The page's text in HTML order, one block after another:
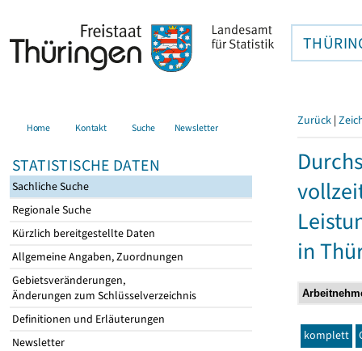
Home Kontakt Suche Newsletter
STATISTISCHE DATEN
Sachliche Suche
Regionale Suche
Kürzlich bereitgestellte Daten
Allgemeine Angaben, Zuordnungen
Gebietsveränderungen,
Änderungen zum Schlüsselverzeichnis
Definitionen und Erläuterungen
Newsletter
Zurück |
in
komplett